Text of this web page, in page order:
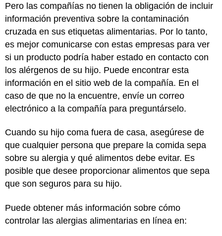
Pero las compañías no tienen la obligación de incluir
información preventiva sobre la contaminación
cruzada en sus etiquetas alimentarias. Por lo tanto,
es mejor comunicarse con estas empresas para ver
si un producto podría haber estado en contacto con
los alérgenos de su hijo. Puede encontrar esta
información en el sitio web de la compañía. En el
caso de que no la encuentre, envíe un correo
electrónico a la compañía para preguntárselo.
Cuando su hijo coma fuera de casa, asegúrese de
que cualquier persona que prepare la comida sepa
sobre su alergia y qué alimentos debe evitar. Es
posible que desee proporcionar alimentos que sepa
que son seguros para su hijo.
Puede obtener más información sobre cómo
controlar las alergias alimentarias en línea en: